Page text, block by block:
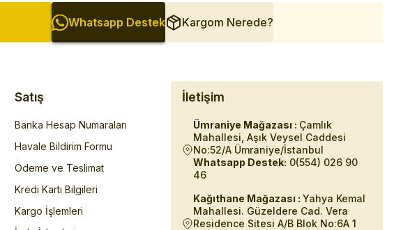
Whatsapp Destek Kargom Nerede?
Satış
Banka Hesap Numaraları
Havale Bildirim Formu
Ödeme ve Teslimat
Kredi Kartı Bilgileri
Kargo İşlemleri
İletişim
Ümraniye Mağazası : Çamlık
Mahallesi, Aşık Veysel Caddesi
No:52/A Ümraniye/İstanbul
Whatsapp Destek: 0(554) 026 90
46
Kağıthane Mağazası : Yahya Kemal
Mahallesi. Güzeldere Cad. Vera
Residence Sitesi A/B Blok No:6A 1